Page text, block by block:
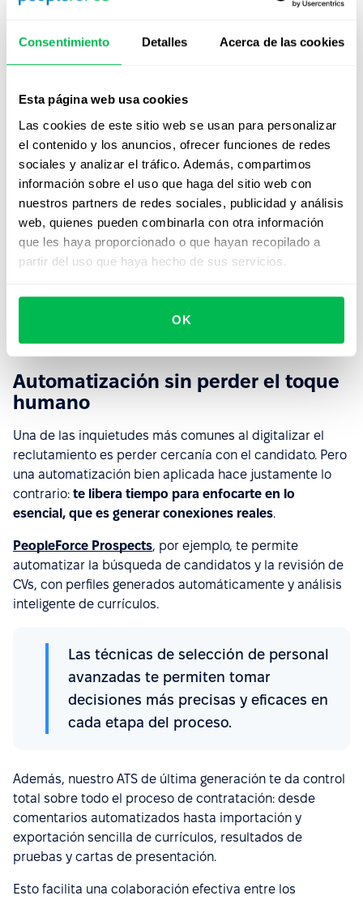
Consentimiento Detalles Acerca de las cookies
Esta página web usa cookies
Las cookies de este sitio web se usan para personalizar
el contenido y los anuncios, ofrecer funciones de redes
sociales y analizar el tráfico. Además, compartimos
información sobre el uso que haga del sitio web con
nuestros partners de redes sociales, publicidad y análisis
web, quienes pueden combinarla con otra información
que les haya proporcionado o que hayan recopilado a
partir del uso que haya hecho de sus servicios.
OK
personal deja de ser una opción para convertirse en una
mejorar tu proceso con
herramientas digitales
Optimizar la forma en queatraes y eliges talentono
significa perder el control humano del proceso. Al
contrario, se trata de apoyarte en tecnología que te
permita tomar mejores decisiones, con más agilidad y
menos margen de error.
Con soluciones como las de PeopleForce , puedes
Automatización sin perder el toque
humano
Una de las inquietudes más comunes al digitalizar el
reclutamiento es perder cercanía con el candidato. Pero
una automatización bien aplicada hace justamente lo
contrario: te libera tiempo para enfocarte en lo
esencial, que es generar conexiones reales.
PeopleForce Prospects, por ejemplo, te permite
automatizar la búsqueda de candidatos y la revisión de
CVs, con perfiles generados automáticamente y análisis
inteligente de currículos.
Las técnicas de selección de personal
avanzadas te permiten tomar
decisiones más precisas y eficaces en
cada etapa del proceso.
Además, nuestro ATS de última generación te da control
total sobre todo el proceso de contratación: desde
comentarios automatizados hasta importación y
exportación sencilla de currículos, resultados de
pruebas y cartas de presentación.
Esto facilita una colaboración efectiva entre los